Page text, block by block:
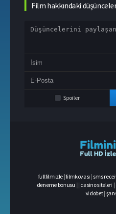
Film hakkındaki
Spoiler
fullfilmizle |filmkovası | sms
deneme bonusu | | casino siteleri |
vidobet|